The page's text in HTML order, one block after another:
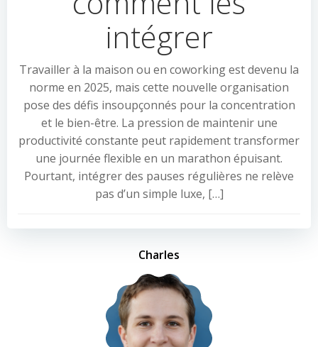
intégrer
Travailler à la maison ou en coworking est devenu la
norme en 2025, mais cette nouvelle organisation
pose des défis insoupçonnés pour la concentration
et le bien-être. La pression de maintenir une
productivité constante peut rapidement transformer
une journée flexible en un marathon épuisant.
Pourtant, intégrer des pauses régulières ne relève
pas d’un simple luxe, […]
Charles